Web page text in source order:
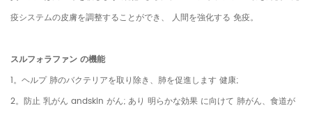
疫システムの皮膚を調整することができ、 人間を強化する 免疫。
スルフォラファン の機能
1。ヘルプ 肺のバクテリアを取り除き、肺を促進します 健康;
2。防止 乳がん andskin がん; あり 明らかな効果 に向けて 肺がん、食道が